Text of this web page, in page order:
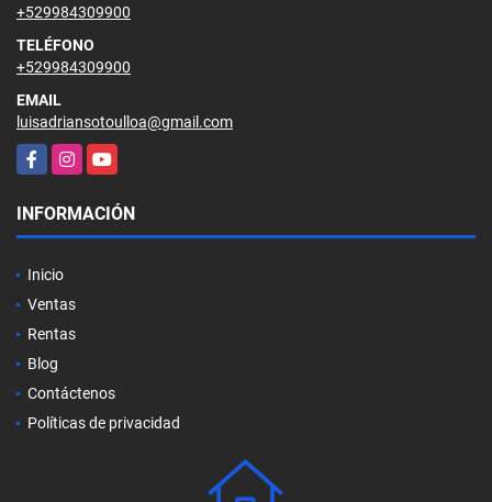
+529984309900
TELÉFONO
+529984309900
EMAIL
luisadriansotoulloa@gmail.com
FacebookInstagramYouTube
INFORMACIÓN
Inicio
Ventas
Rentas
Blog
Contáctenos
Políticas de privacidad